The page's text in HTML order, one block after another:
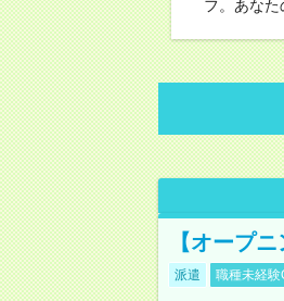
フ。あなた
【オープ
派遣 職種未経験